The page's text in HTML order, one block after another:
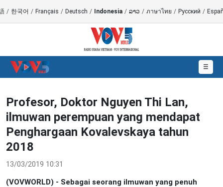
/ 한국어 / Français / Deutsch / Indonesia / ລາວ / ภาษาไทย / Русский /
☰
Profesor, Doktor Nguyen Thi Lan,
ilmuwan perempuan yang mendapat
Penghargaan Kovalevskaya tahun
2018
13/03/2019 10:31
(VOVWORLD) - Sebagai seorang ilmuwan yang penuh